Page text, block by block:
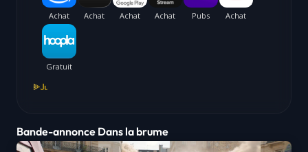
Bande-annonce Dans la brume